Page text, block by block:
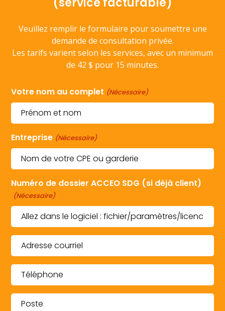
Veuillez remplir le formulaire pour soumettre une
demande de consultation privée.
Les tarifs varient selon les services, avec un minimum
de 42 $ pour 15 minutes.
Votre nom au complet (Nécessaire)
Entreprise (Nécessaire)
Numéro de dossier ACCEO SDG (si déjà client)
(Nécessaire)
Adresse
courriel
(Nécessaire)
Téléphone
(Nécessaire)
Poste